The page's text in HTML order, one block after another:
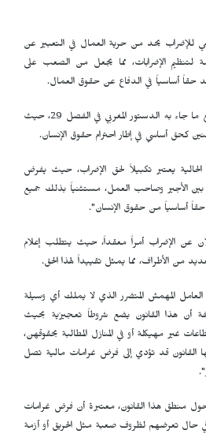
للإضراب يحد من حرية العمال في التعبير عن
لتنظيم الإضرابات، مما يجعل من الصعب على
حقاً أساسياً في الدفاع عن حقوق العمال.
وأبرزت أن هذا المشروع يتناقض مع ما جاء به الدستور المغربي في الفصل 29، حيث
كحق أساسي في إطار احترام حقوق الإنسان.
يعتبر تكبيلاً لحق الإضراب، حيث يفرض
بين الأجير وصاحب العمل، مستثنياً بذلك جميع
أساسياً من حقوق الإنسان".
عن الإضراب أمراً معقداً، حيث يتطلب إعلام
من الأطراف، مما يمثل تقييداً لهذا الحق.
المهمش المتضرر الذي لا يملك أي وسيلة
أن هذا القانون يضع شروطاً تعجيزية بحيث
غير مهيكلة أو في المنازل المطالبة بحقوقهن،
القانون قد تؤدي إلى فرض غرامات مالية تصل
منطق هذا القانون، معتبرة أن فرض غرامات
في حال تعرضهم لظروف صعبة مثل الحريق أو أزمة